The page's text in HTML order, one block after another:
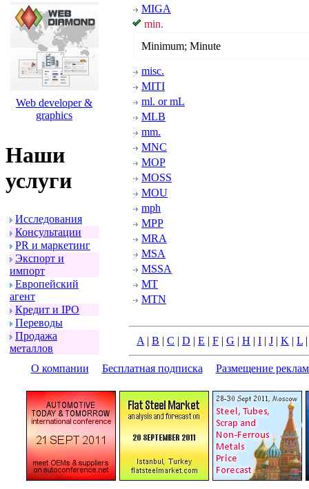
Web developer &
graphics
Наши
услуги
Исследования
Консультации
PR и маpкетинг
Экспоpт и
импоpт
Евpопейский
агент
Кpедит и IPO
Пеpеводы
Пpодажа
металлов
MIGA
min.
Minimum; Minute
misc.
MITI
ml. or mL
MLB
mm.
MNC
MOP
MOSS
MOU
mph
MPP
MRA
MSA
MSSA
MT
MTN
A | B | C | D | E | F | G | H | I | J | K | L
О компании Бесплатная подписка Размещение